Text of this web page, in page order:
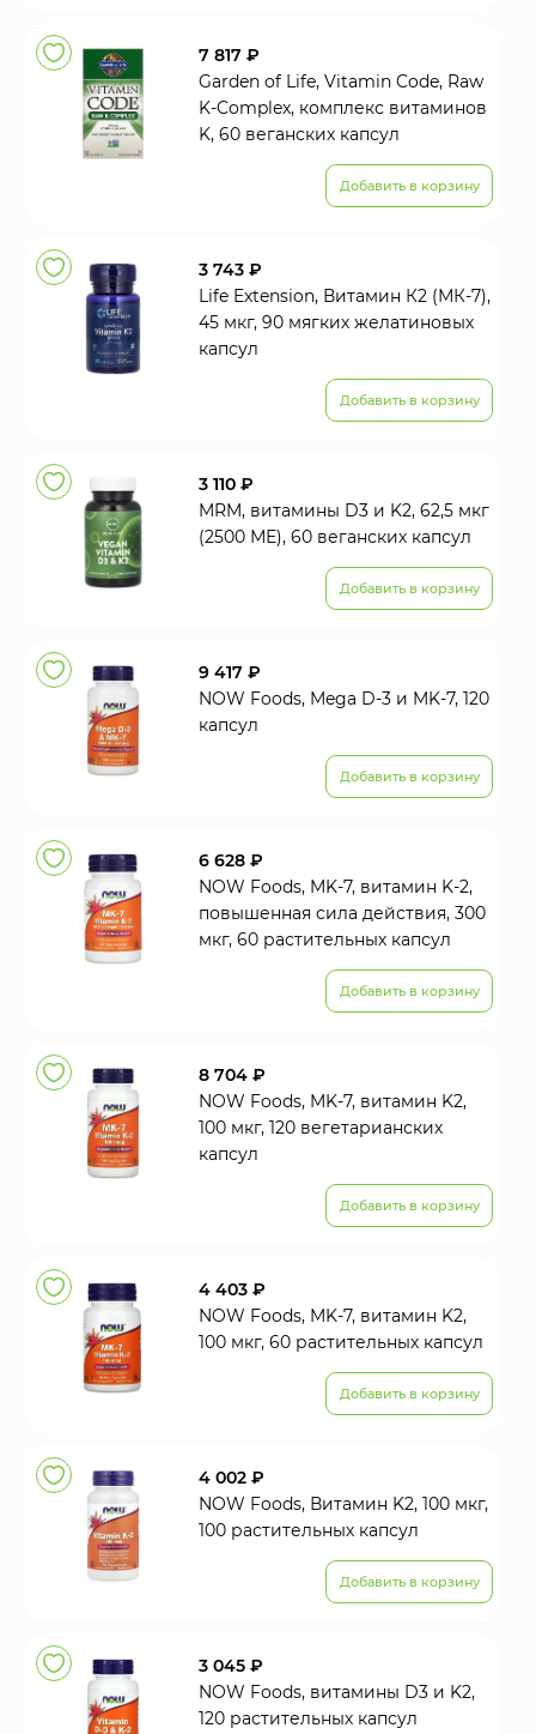
7 817 ₽
Garden of Life, Vitamin Code, Raw
K-Complex, комплекс витаминов
K, 60 веганских капсул
Добавить в корзину
3 743 ₽
Life Extension, Витамин К2 (МК-7),
45 мкг, 90 мягких желатиновых
капсул
Добавить в корзину
3 110 ₽
MRM, витамины D3 и K2, 62,5 мкг
(2500 МЕ), 60 веганских капсул
Добавить в корзину
9 417 ₽
NOW Foods, Mega D-3 и MK-7, 120
капсул
Добавить в корзину
6 628 ₽
NOW Foods, MK-7, витамин K-2,
повышенная сила действия, 300
мкг, 60 растительных капсул
Добавить в корзину
8 704 ₽
NOW Foods, MK-7, витамин K2,
100 мкг, 120 вегетарианских
капсул
Добавить в корзину
4 403 ₽
NOW Foods, MK-7, витамин K2,
100 мкг, 60 растительных капсул
Добавить в корзину
4 002 ₽
NOW Foods, Витамин K2, 100 мкг,
100 растительных капсул
Добавить в корзину
3 045 ₽
NOW Foods, витамины D3 и K2,
120 растительных капсул